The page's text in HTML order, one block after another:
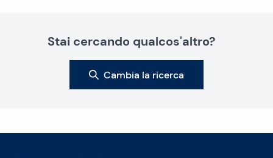
Stai cercando qualcos'altro?
Cambia la ricerca